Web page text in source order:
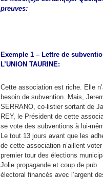
preuves:
Exemple 1 – Lettre de
L’UNION TAURINE:
Cette association est riche. Elle
besoin de subvention. Mais,
SERRANO, co-listier sortant de
REY, le Président de cette
se vote des subventions à lui-
Le tout 13 jours avant que les
de cette association n’aillent
premier tour des élections
Jolie propagande et coup de pub
électoral financés avec l’argent